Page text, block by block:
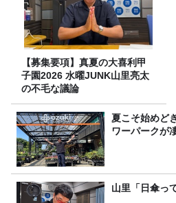
【募集要項】真夏の大喜利甲
子園2026 水曜JUNK山里亮太
の不毛な議論
夏こそ始めど
ワーパークが
山里「日傘っ